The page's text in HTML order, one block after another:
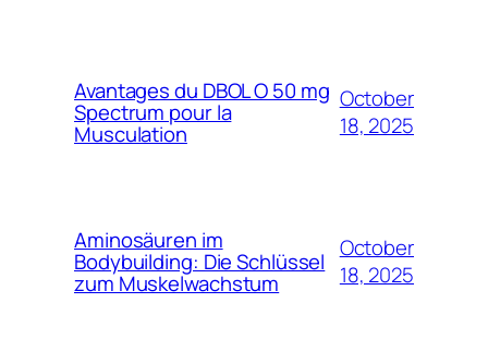
Avantages du DBOL O 50 mg
Spectrum pour la
Musculation
October
18, 2025
Aminosäuren im
Bodybuilding: Die Schlüssel
zum Muskelwachstum
October
18, 2025